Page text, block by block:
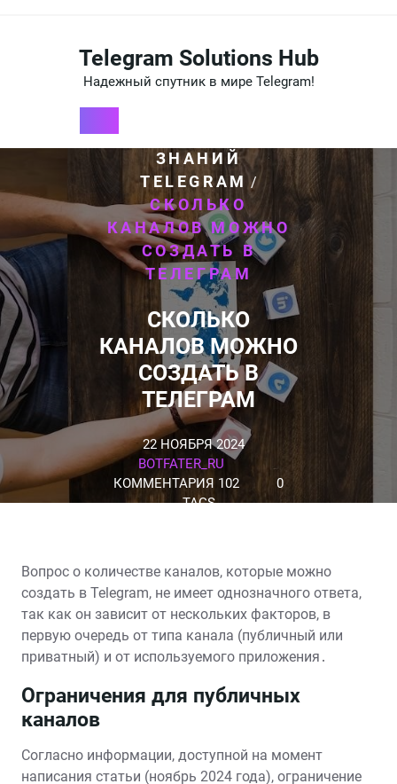
содержимомуTelegram Solutions Hub
Надежный спутник в мире Telegram!
ЗНАНИЙ
TELEGRAM /
СКОЛЬКО
КАНАЛОВ МОЖНО
СОЗДАТЬ В
ТЕЛЕГРАМ
СКОЛЬКО
КАНАЛОВ МОЖНО
СОЗДАТЬ В
ТЕЛЕГРАМ
22 НОЯБРЯ 2024
BOTFATER_RU
КОММЕНТАРИЯ 102
0
TAGS
Вопрос о количестве каналов, которые можно
создать в Telegram, не имеет однозначного ответа,
так как он зависит от нескольких факторов, в
первую очередь от типа канала (публичный или
приватный) и от используемого приложения․
Ограничения для публичных
каналов
Согласно информации, доступной на момент
написания статьи (ноябрь 2024 года), ограничение